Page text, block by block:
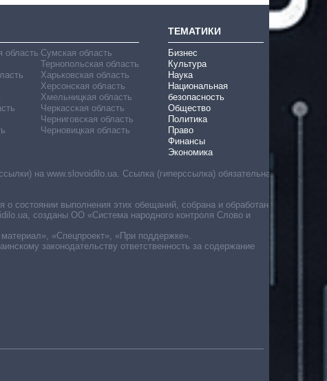
область Сумская область
Тернопольская область
Харьковская область
Херсонская область
Хмельницкая область
Черкасская область
Черниговская область
Черновицкая область
ТЕМАТИКИ
Бизнес
Культура
Наука
Национальная
безопасность
Общество
Политика
Право
Финансы
Экономика
на www.slovoidilo.ua. Ссылка (гиперссылка) обязательна
состоянии выполнения этих обещаний, собрана и обработана
созданы ОО «Система народного контроля Слово и
«Спецпроект», «При поддержке».
законодательству ответственность за содержание